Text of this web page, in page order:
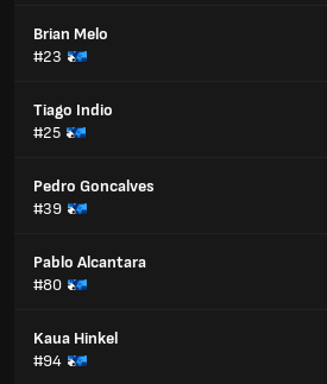
Brian Melo
#23
Tiago Indio
#25
Pedro Goncalves
#39
Pablo Alcantara
#80
Kaua Hinkel
#94